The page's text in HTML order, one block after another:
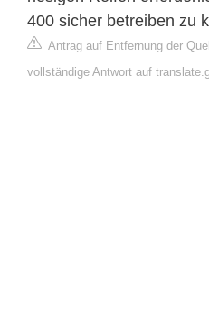
400 sicher betreiben zu
Antrag auf Entfernung der
vollständige Antwort auf